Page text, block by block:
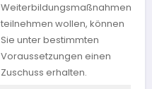
Weiterbildungsmaßnahmen
teilnehmen wollen, können
Sie unter bestimmten
Voraussetzungen einen
Zuschuss erhalten.